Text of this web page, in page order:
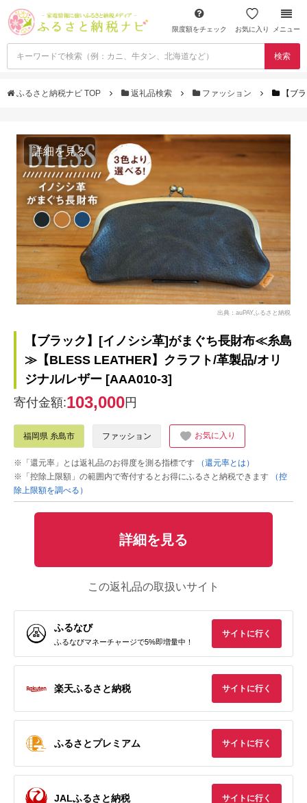
限度額をチェック お気に入り メニュー
検索
ふるさと納税ナビ TOP 返礼品検索 ファッション 【ブ
詳細を見る
出典：auPAYふるさと納税
【ブラック】[イノシシ革]がまぐち長財布≪糸島
≫【BLESS LEATHER】クラフト/革製品/オリ
ジナル/レザー [AAA010-3]
寄付金額:103,000円
福岡県 糸島市 ファッション お気に入り
※「還元率」とは返礼品のお得度を測る指標です
（還元率とは）
※「控除上限額」の範囲内で寄付するとお得にふるさと納税できます
（控
除上限額を調べる）
詳細を見る
この返礼品の取扱いサイト
ふるなび
ふるなびマネーチャージで5%即増量中！
サイトに行く
楽天ふるさと納税 サイトに行く
ふるさとプレミアム サイトに行く
JALふるさと納税 サイトに行く